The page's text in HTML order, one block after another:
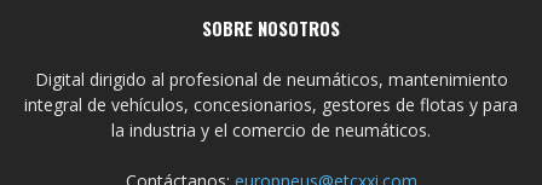
SOBRE NOSOTROS
Digital dirigido al profesional de neumáticos, mantenimiento
integral de vehículos, concesionarios, gestores de flotas y para
la industria y el comercio de neumáticos.